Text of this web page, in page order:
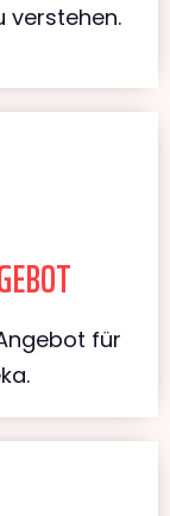
verstehen.
für